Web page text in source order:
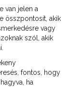
van jelen a
összpontosít, akik
vagy
szól, akik
fontos, hogy
ha